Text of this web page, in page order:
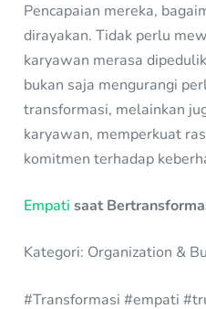
Pencapaian mereka,
dirayakan. Tidak perlu
karyawan merasa
bukan saja mengurangi
transformasi, melainkan
karyawan, memperkuat
komitmen terhadap
Empati saat
Kategori: Organization &
#Transformasi #empati